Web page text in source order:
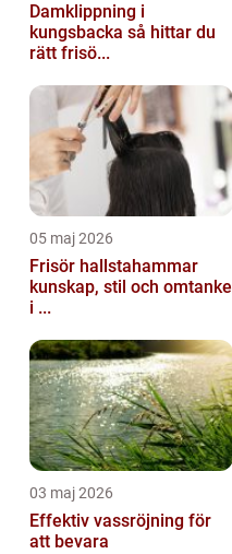
Damklippning i
kungsbacka så hittar du
rätt frisö...
05 maj 2026
Frisör hallstahammar
kunskap, stil och omtanke
i ...
03 maj 2026
Effektiv vassröjning för
att bevara